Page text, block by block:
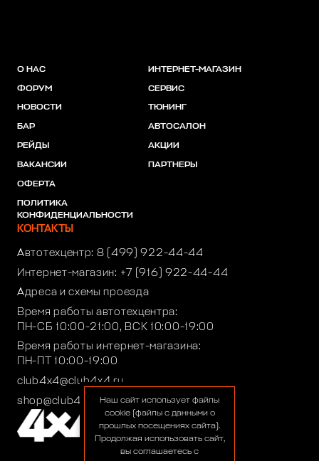
О НАС
ФОРУМ
НОВОСТИ
БАР
РЕЙДЫ
ВАКАНСИИ
ОФЕРТА
ПОЛИТИКА
КОНФИДЕНЦИАЛЬНОСТИ
ИНТЕРНЕТ-МАГАЗИН
СЕРВИС
ТЮНИНГ
АВТОСАЛОН
АКЦИИ
ПАРТНЕРЫ
КОНТАКТЫ
Автотехцентр: 8 (499) 922-44-44
Интернет-магазин: +7 (916) 922-44-44
Адреса и схемы проезда
Время работы автотехцентра:
ПН-СБ 10:00-21:00, ВСК 10:00-19:00
Время работы интернет-магазина:
ПН-ПТ 10:00-19:00
club4x4@club4x4.ru
shop@club4x4.ruНаш сайт использует файлы
cookie (файлы с данными о
прошлых посещениях сайта).
Продолжая использовать сайт,
вы соглашаетесь с